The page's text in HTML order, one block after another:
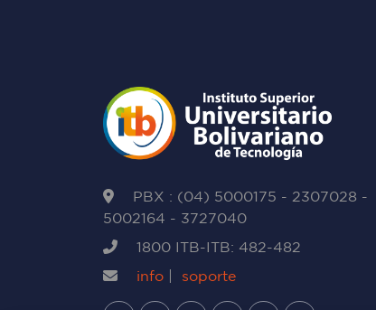
PBX : (04) 5000175 - 2307028 -
5002164 - 3727040
1800 ITB-ITB: 482-482
info
soporte